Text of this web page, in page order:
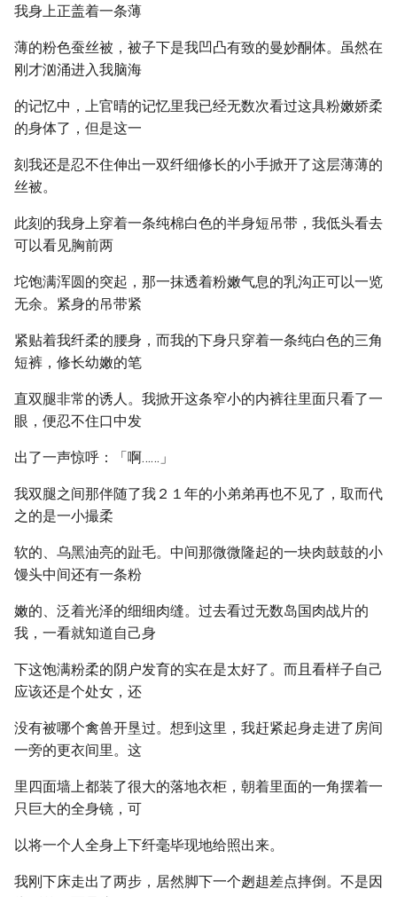
我身上正盖着一条薄
薄的粉色蚕丝被，被子下是我凹凸有致的曼妙酮体。虽然在
刚才汹涌进入我脑海
的记忆中，上官晴的记忆里我已经无数次看过这具粉嫩娇柔
的身体了，但是这一
刻我还是忍不住伸出一双纤细修长的小手掀开了这层薄薄的
丝被。
此刻的我身上穿着一条纯棉白色的半身短吊带，我低头看去
可以看见胸前两
坨饱满浑圆的突起，那一抹透着粉嫩气息的乳沟正可以一览
无余。紧身的吊带紧
紧贴着我纤柔的腰身，而我的下身只穿着一条纯白色的三角
短裤，修长幼嫩的笔
直双腿非常的诱人。我掀开这条窄小的内裤往里面只看了一
眼，便忍不住口中发
出了一声惊呼：「啊……」
我双腿之间那伴随了我２１年的小弟弟再也不见了，取而代
之的是一小撮柔
软的、乌黑油亮的趾毛。中间那微微隆起的一块肉鼓鼓的小
馒头中间还有一条粉
嫩的、泛着光泽的细细肉缝。过去看过无数岛国肉战片的
我，一看就知道自己身
下这饱满粉柔的阴户发育的实在是太好了。而且看样子自己
应该还是个处女，还
没有被哪个禽兽开垦过。想到这里，我赶紧起身走进了房间
一旁的更衣间里。这
里四面墙上都装了很大的落地衣柜，朝着里面的一角摆着一
只巨大的全身镜，可
以将一个人全身上下纤毫毕现地给照出来。
我刚下床走出了两步，居然脚下一个趔趄差点摔倒。不是因